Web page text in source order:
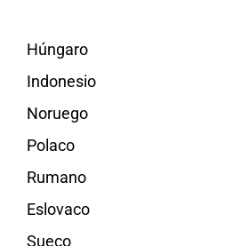
Húngaro
Indonesio
Noruego
Polaco
Rumano
Eslovaco
Sueco